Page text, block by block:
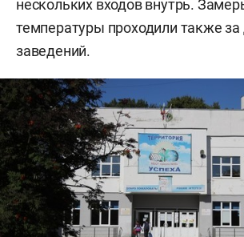
нескольких входов внутрь.
температуры проходили также
заведений.